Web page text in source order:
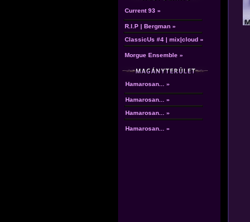
Current 93 »
R.I.P | Bergman »
ClassicUs #4 | mix|cloud »
Morgue Ensemble »
Hamarosan... »
Hamarosan... »
Hamarosan... »
Hamarosan... »